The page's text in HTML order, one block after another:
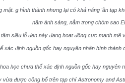
siêu lỗ đen này đang hoạt động cực mạnh mẽ
xác định nguồn gốc hay nguyên nhân hình thành
vừa được công bố trên tạp chí Astronomy and